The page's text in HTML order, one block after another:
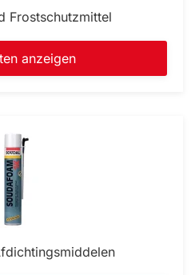
Frostschutzmittel
anzeigen